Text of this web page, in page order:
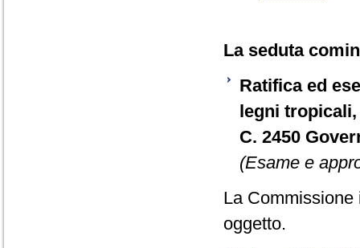
La seduta
Ratifica ed
legni tropicali,
C. 2450
(Esame e
La
oggetto.